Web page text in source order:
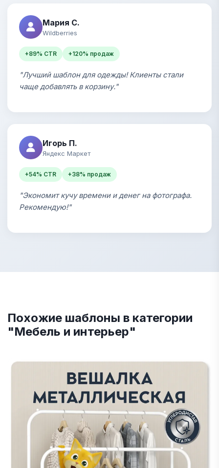
Мария С.
Wildberries
+89% CTR +120% продаж
"Лучший шаблон для одежды! Клиенты стали
чаще добавлять в корзину."
Игорь П.
Яндекс Маркет
+54% CTR +38% продаж
"Экономит кучу времени и денег на фотографа.
Рекомендую!"
Похожие шаблоны в категории
"Мебель и интерьер"